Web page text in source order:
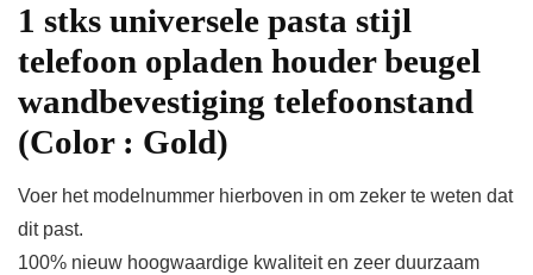
1 stks universele pasta stijl
telefoon opladen houder beugel
wandbevestiging telefoonstand
(Color : Gold)
Voer het modelnummer hierboven in om zeker te weten dat
dit past.
100% nieuw hoogwaardige kwaliteit en zeer duurzaam